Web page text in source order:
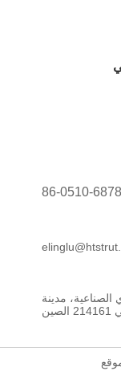
86-0510-
مدينة